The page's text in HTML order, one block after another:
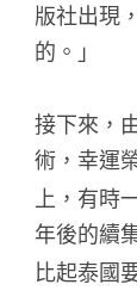
版社出現
的。」
接下來，
術，幸運
上，有時
年後的續
比起泰國